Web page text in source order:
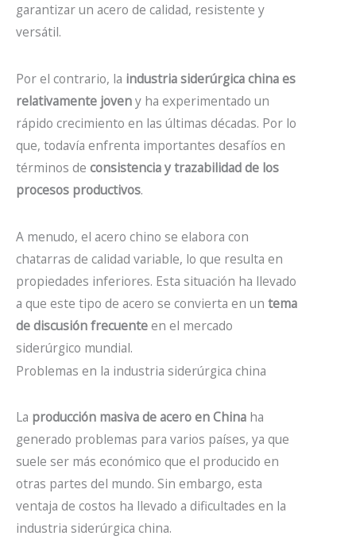
garantizar un acero de calidad, resistente y
versátil.
Por el contrario, la industria siderúrgica china es
relativamente joveny ha experimentado un
rápido crecimiento en las últimas décadas. Por lo
que, todavía enfrenta importantes desafíos en
términos de consistencia y trazabilidad de los
procesos productivos.
A menudo, el acero chino se elabora con
chatarras de calidad variable, lo que resulta en
propiedades inferiores. Esta situación ha llevado
a que este tipo de acero se convierta en un tema
de discusión frecuenteen el mercado
siderúrgico mundial.
Problemas en la industria siderúrgica china
La producción masiva de acero en China ha
generado problemas para varios países, ya que
suele ser más económico que el producido en
otras partes del mundo. Sin embargo, esta
ventaja de costos ha llevado a dificultades en la
industria siderúrgica china.